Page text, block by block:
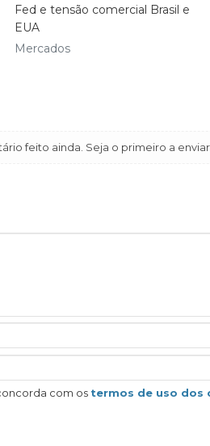
Fed e tensão comercial Brasil e
EUA
Mercados
feito ainda. Seja o primeiro a
com os termos de uso dos